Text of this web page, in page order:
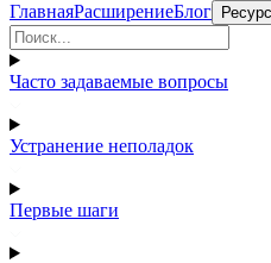
ГлавнаяРасширениеБлог
Часто задаваемые вопросы
Устранение неполадок
Первые шаги